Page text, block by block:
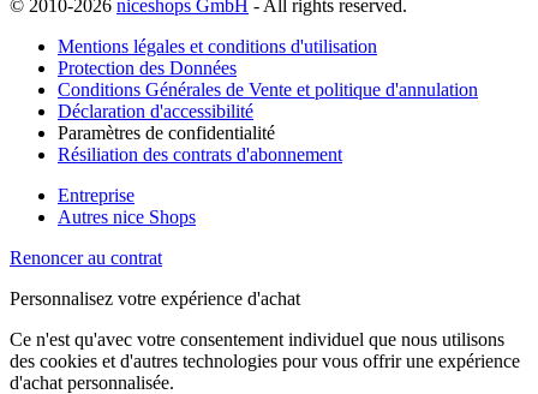
© 2010-2026 niceshops GmbH - All rights reserved.
Mentions légales et conditions d'utilisation
Protection des Données
Conditions Générales de Vente et politique d'annulation
Déclaration d'accessibilité
Paramètres de confidentialité
Résiliation des contrats d'abonnement
Entreprise
Autres nice Shops
Renoncer au contrat
Personnalisez votre expérience d'achat
Ce n'est qu'avec votre consentement individuel que nous utilisons
des cookies et d'autres technologies pour vous offrir une expérience
d'achat personnalisée.